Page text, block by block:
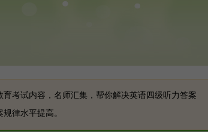
考试内容，名师汇集，帮你解决英语四级听力答案
律水平提高。